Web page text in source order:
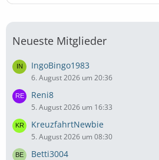
Neueste Mitglieder
IngoBingo1983
6. August 2026 um 20:36
Reni8
5. August 2026 um 16:33
KreuzfahrtNewbie
5. August 2026 um 08:30
Betti3004